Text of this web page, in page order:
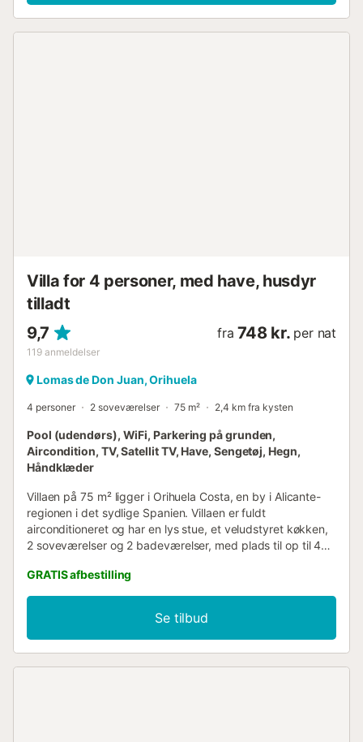
stuen og i begge soveværelser), centralvarme, SAT-tv
Villa for 4 personer, med have, husdyr
tilladt
9,7
119 anmeldelser
fra 748 kr. per nat
Lomas de Don Juan, Orihuela
4 personer 2 soveværelser 75 m² 2,4 km fra kysten
Pool (udendørs), WiFi, Parkering på grunden,
Aircondition, TV, Satellit TV, Have, Sengetøj, Hegn,
Håndklæder
Villaen på 75 m² ligger i Orihuela Costa, en by i Alicante-
regionen i det sydlige Spanien. Villaen er fuldt
airconditioneret og har en lys stue, et veludstyret køkken,
2 soveværelser og 2 badeværelser, med plads til op til 4
Børn er velkomne, og der er tilgængelig en barneseng
samt en barnestol. Slap af i den møblerede have, eller nyd
solen på terrassen eller det private solarium.
Udendørsområdet omfatter en sydvendt pool med bruser,
grill, bord, liggestole, parasol og markise. Poolopvarmning
GRATIS afbestilling
Se tilbud